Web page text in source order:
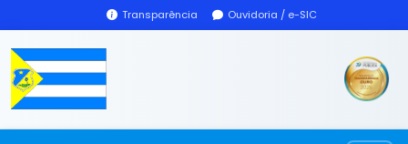
Transparência Ouvidoria / e-SIC